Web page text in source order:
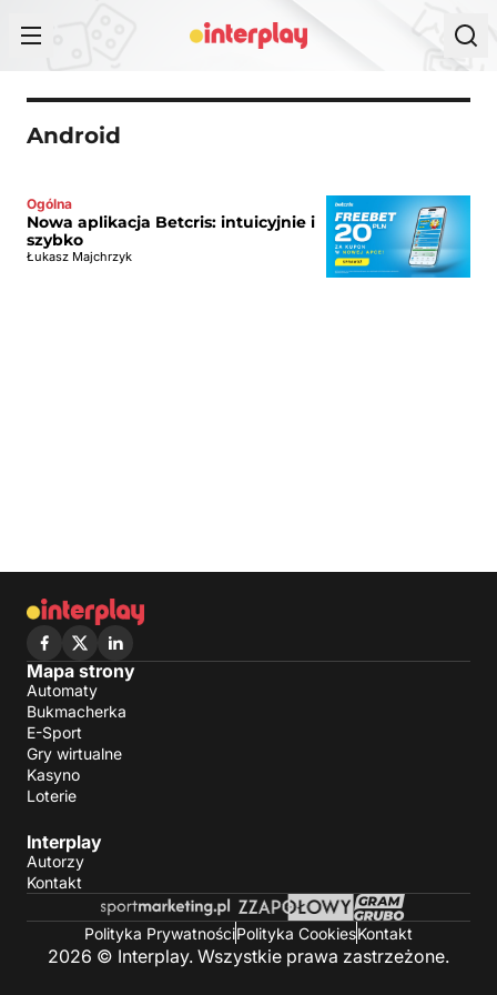
Android
Ogólna
Nowa aplikacja Betcris: intuicyjnie i
szybko
Łukasz Majchrzyk
Mapa strony
Automaty
Bukmacherka
E-Sport
Gry wirtualne
Kasyno
Loterie
Interplay
Autorzy
Kontakt
Polityka PrywatnościPolityka CookiesKontakt
2026 © Interplay. Wszystkie prawa zastrzeżone.